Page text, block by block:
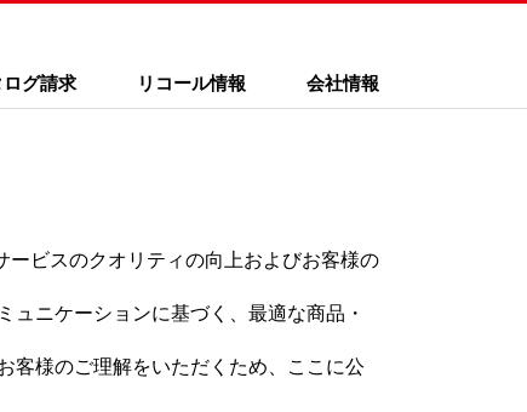
ログ請求 リコール情報 会社情報
ビスのクオリティの向上およびお客様の
ニケーションに基づく、最適な商品・
客様のご理解をいただくため、ここに公